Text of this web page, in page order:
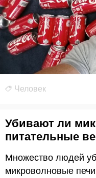
Человек
Убивают ли
питательные
Множество людей
микроволновые